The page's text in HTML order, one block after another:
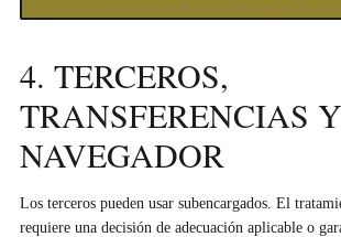
4. TERCEROS,
TRANSFERENCIAS Y
NAVEGADOR
Los terceros pueden usar subencargados. El
requiere una decisión de adecuación aplicable o